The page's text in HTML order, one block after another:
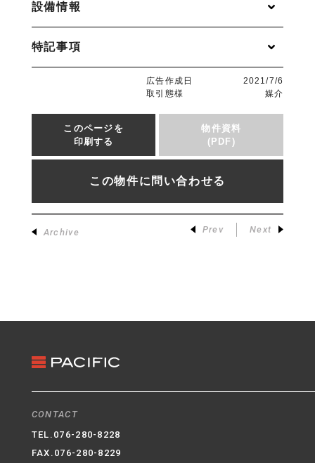
設備情報
特記事項
広告作成日
2021/7/6
取引態様
媒介
このページを
印刷する
物件資料
(PDF)
この物件に問い合わせる
Archive Prev Next
CONTACT
TEL. 076-280-8228
FAX.076-280-8229